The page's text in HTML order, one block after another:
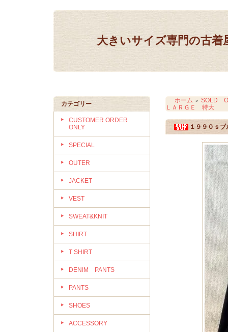
大きいサイズ専門の古
カテゴリー
CUSTOMER ORDER
ONLY
SPECIAL
OUTER
JACKET
VEST
SWEAT&KNIT
SHIRT
T SHIRT
DENIM PANTS
PANTS
SHOES
ACCESSORY
ホーム ＞ SOLD
ＬＡＲＧＥ 特大
１９９０ｓ